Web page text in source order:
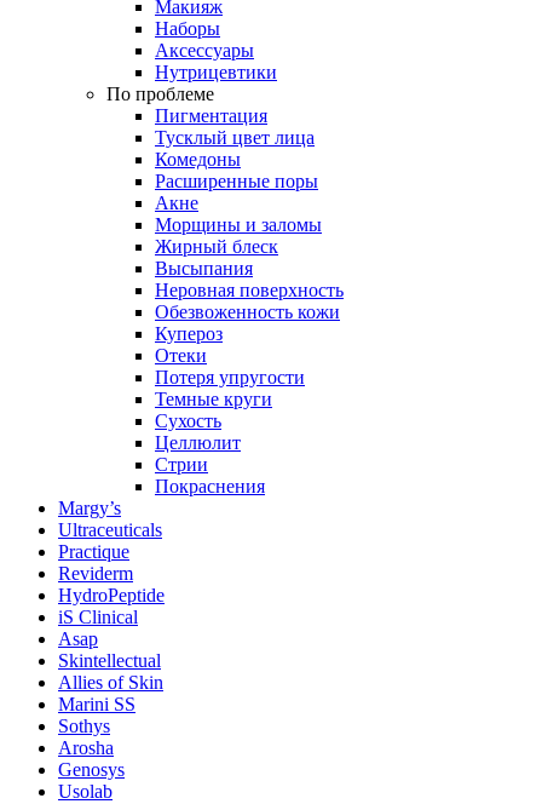
Макияж
Наборы
Аксессуары
Нутрицевтики
По проблеме
Пигментация
Тусклый цвет лица
Комедоны
Расширенные поры
Акне
Морщины и заломы
Жирный блеск
Высыпания
Неровная поверхность
Обезвоженность кожи
Купероз
Отеки
Потеря упругости
Темные круги
Сухость
Целлюлит
Стрии
Покраснения
Margy’s
Ultraceuticals
Practique
Reviderm
HydroPeptide
iS Clinical
Asap
Skintellectual
Allies of Skin
Marini SS
Sothys
Arosha
Genosys
Usolab